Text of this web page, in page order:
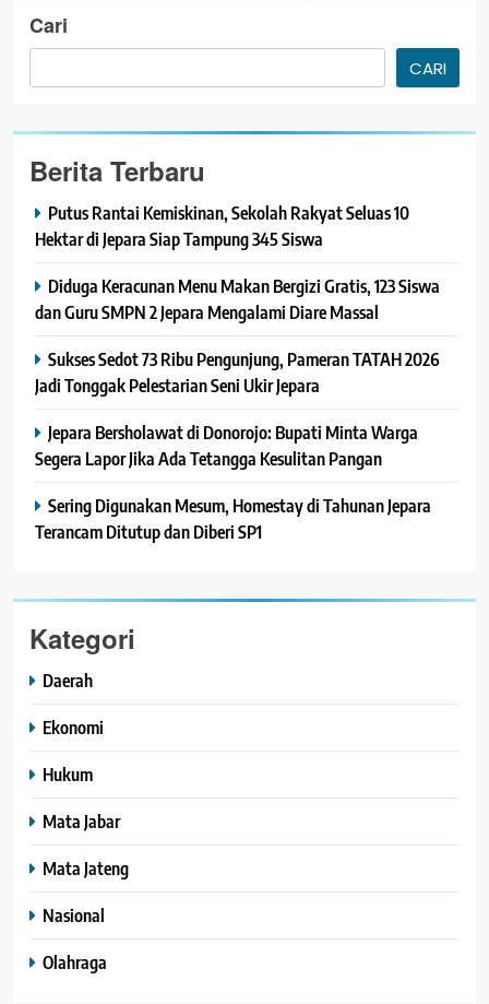
Cari
CARI
Berita Terbaru
Putus Rantai Kemiskinan, Sekolah Rakyat Seluas 10
Hektar di Jepara Siap Tampung 345 Siswa
Diduga Keracunan Menu Makan Bergizi Gratis, 123 Siswa
dan Guru SMPN 2 Jepara Mengalami Diare Massal
Sukses Sedot 73 Ribu Pengunjung, Pameran TATAH 2026
Jadi Tonggak Pelestarian Seni Ukir Jepara
Jepara Bersholawat di Donorojo: Bupati Minta Warga
Segera Lapor Jika Ada Tetangga Kesulitan Pangan
Sering Digunakan Mesum, Homestay di Tahunan Jepara
Terancam Ditutup dan Diberi SP1
Kategori
Daerah
Ekonomi
Hukum
Mata Jabar
Mata Jateng
Nasional
Olahraga